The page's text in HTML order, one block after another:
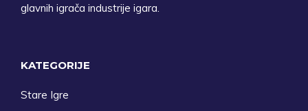
glavnih igrača industrije igara.
KATEGORIJE
Stare Igre